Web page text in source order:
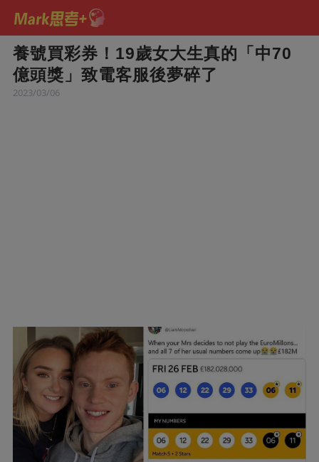
養號買彩券！19歲女大生真的「中70
億頭獎」致電客服後夢碎了
2023/03/06